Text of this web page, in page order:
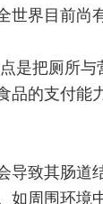
世界目前尚
是把厕所
品的支付能
导致其肠
如周围环境